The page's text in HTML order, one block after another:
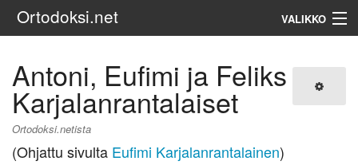
Ortodoksi.net VALIKKO
Haku
Antoni, Eufimi ja Feliks
Karjalanrantalaiset
Ortodoksi.netista
(Ohjattu sivulta Eufimi Karjalanrantalainen)